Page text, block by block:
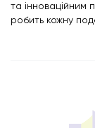
та інноваційним
робить кожну